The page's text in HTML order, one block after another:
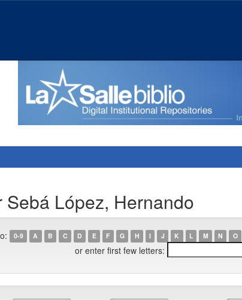
López, Hernando
0-9 A B C D E F G H I J K L M N O
or enter first few letters: